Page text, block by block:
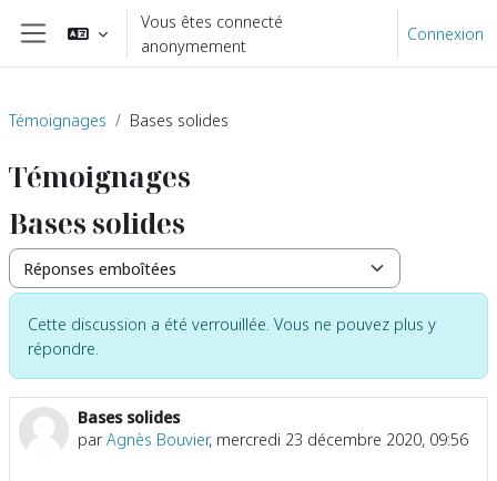
Passer au contenu principal
Panneau latéral
Vous êtes connecté
anonymement
Connexion
Témoignages Bases solides
Témoignages
Bases solides
Type d’affichage
Cette discussion a été verrouillée. Vous ne pouvez plus y
répondre.
Bases solides
parAgnès Bouvier, mercredi 23 décembre 2020, 09:56
Nombre de réponses : 0